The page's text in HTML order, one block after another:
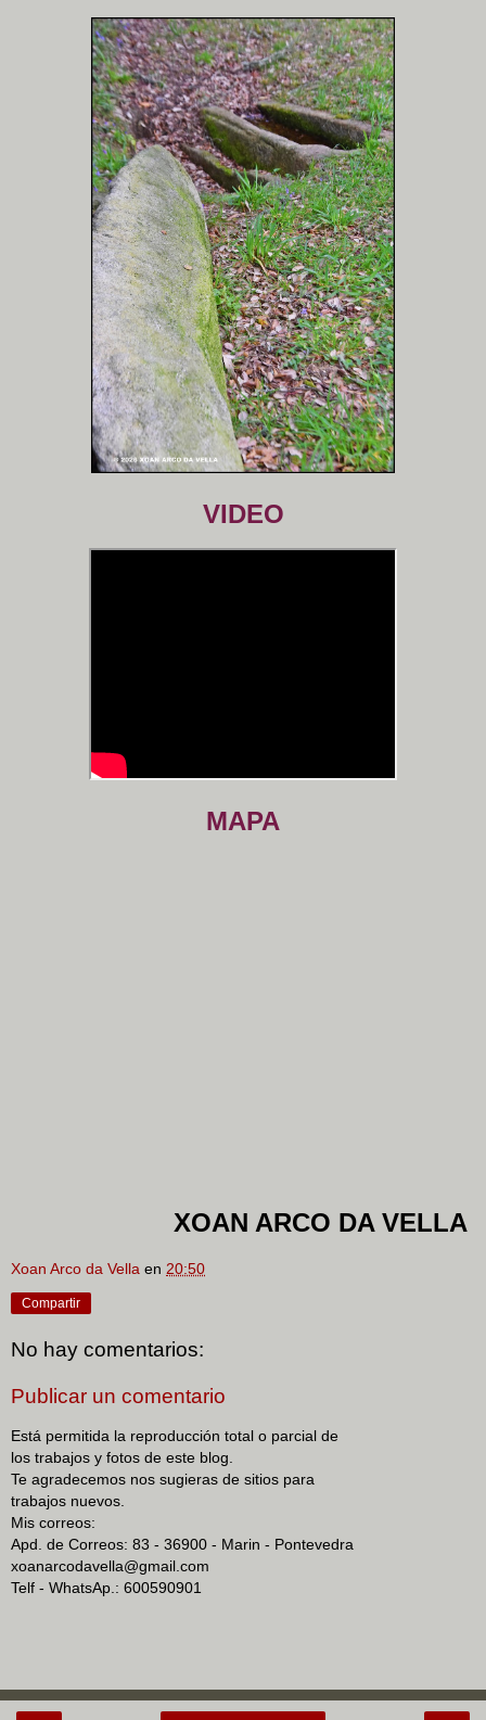
VIDEO
MAPA
XOAN ARCO DA VELLA
Xoan Arco da Vella en 20:50
Compartir
No hay comentarios:
Publicar un comentario
Está permitida la reproducción total o parcial de
los trabajos y fotos de este blog.
Te agradecemos nos sugieras de sitios para
trabajos nuevos.
Mis correos:
Apd. de Correos: 83 - 36900 - Marin - Pontevedra
xoanarcodavella@gmail.com
Telf - WhatsAp.: 600590901